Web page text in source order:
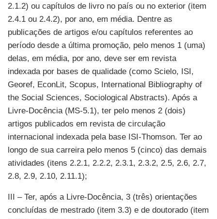
2.1.2) ou capítulos de livro no país ou no exterior (item
2.4.1 ou 2.4.2), por ano, em média. Dentre as
publicações de artigos e/ou capítulos referentes ao
período desde a última promoção, pelo menos 1 (uma)
delas, em média, por ano, deve ser em revista
indexada por bases de qualidade (como Scielo, ISI,
Georef, EconLit, Scopus, International Bibliography of
the Social Sciences, Sociological Abstracts). Após a
Livre-Docência (MS-5.1), ter pelo menos 2 (dois)
artigos publicados em revista de circulação
internacional indexada pela base ISI-Thomson. Ter ao
longo de sua carreira pelo menos 5 (cinco) das demais
atividades (itens 2.2.1, 2.2.2, 2.3.1, 2.3.2, 2.5, 2.6, 2.7,
2.8, 2.9, 2.10, 2.11.1);
III – Ter, após a Livre-Docência, 3 (três) orientações
concluídas de mestrado (item 3.3) e de doutorado (item